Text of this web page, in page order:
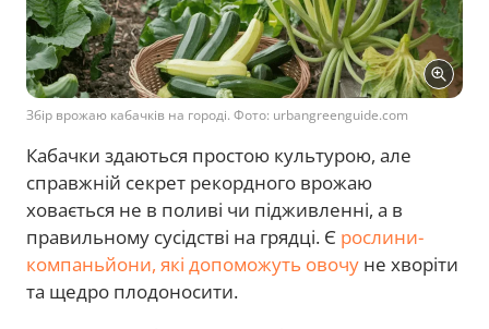
Збір врожаю кабачків на городі. Фото: urbangreenguide.com
Кабачки здаються простою культурою, але
справжній секрет рекордного врожаю
ховається не в поливі чи підживленні, а в
правильному сусідстві на грядці. Є рослини-
компаньйони, які допоможуть овочу не хворіти
та щедро плодоносити.